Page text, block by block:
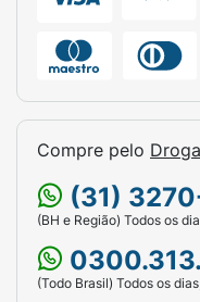
dos episódios
depressivos, no
ZYPREXA é um
Nervoso Central,
sintomas em
outros
transtorno afetivo
pacientes com
Compre pelo
(31)
(BH e Região) Todos os
(Todo Brasil) Todos os